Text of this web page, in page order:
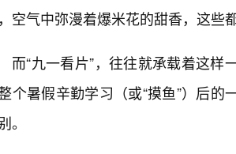
空气中弥漫着爆米花的甜香，这些
而“九一看片”，往往就承载着这
个暑假辛勤学习（或“摸鱼”）后
。